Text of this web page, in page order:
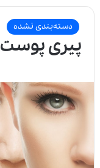
دسته‌بندی نشده
پیری پوست